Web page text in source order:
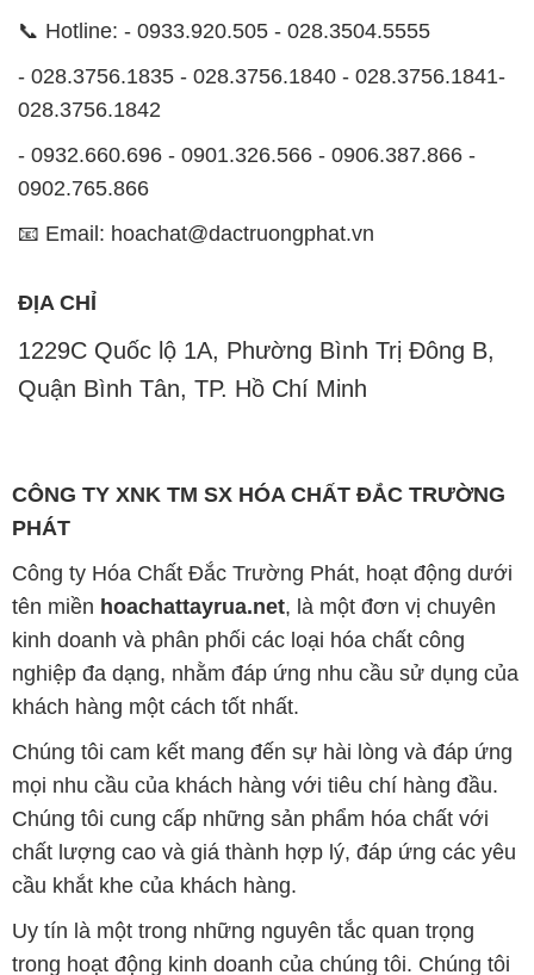
📞 Hotline: - 0933.920.505 - 028.3504.5555
- 028.3756.1835 - 028.3756.1840 - 028.3756.1841-
028.3756.1842
- 0932.660.696 - 0901.326.566 - 0906.387.866 -
0902.765.866
📧 Email: hoachat@dactruongphat.vn
ĐỊA CHỈ
1229C Quốc lộ 1A, Phường Bình Trị Đông B,
Quận Bình Tân, TP. Hồ Chí Minh
CÔNG TY XNK TM SX HÓA CHẤT ĐẮC TRƯỜNG
PHÁT
Công ty Hóa Chất Đắc Trường Phát, hoạt động dưới
tên miền hoachattayrua.net, là một đơn vị chuyên
kinh doanh và phân phối các loại hóa chất công
nghiệp đa dạng, nhằm đáp ứng nhu cầu sử dụng của
khách hàng một cách tốt nhất.
Chúng tôi cam kết mang đến sự hài lòng và đáp ứng
mọi nhu cầu của khách hàng với tiêu chí hàng đầu.
Chúng tôi cung cấp những sản phẩm hóa chất với
chất lượng cao và giá thành hợp lý, đáp ứng các yêu
cầu khắt khe của khách hàng.
Uy tín là một trong những nguyên tắc quan trọng
trong hoạt động kinh doanh của chúng tôi. Chúng tôi